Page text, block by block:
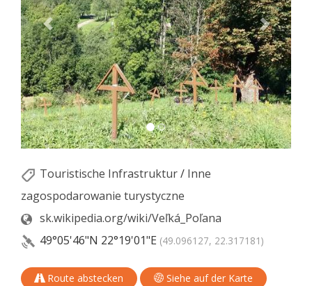
Touristische Infrastruktur/ Inne
zagospodarowanie turystyczne
sk.wikipedia.org/wiki/Veľká_Poľana
49°05'46"N 22°19'01"E (49.096127, 22.317181)
Route abstecken Siehe auf der Karte